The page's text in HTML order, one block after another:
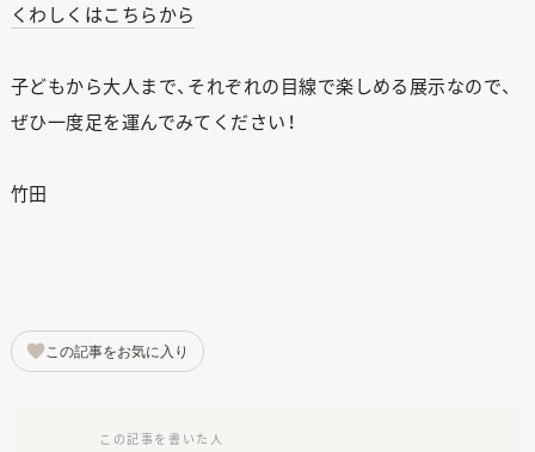
くわしくはこちらから
子どもから大人まで、それぞれの目線で楽しめる展示なので、
ぜひ一度足を運んでみてください！
竹田
この記事をお気に入り
この記事を書いた人